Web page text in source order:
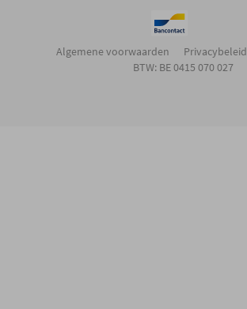
Algemene voorwaarden Privacybeleid
BTW: BE 0415 070 027